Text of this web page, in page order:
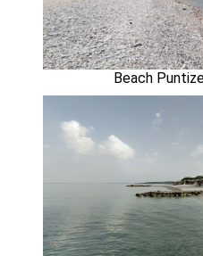
Beach